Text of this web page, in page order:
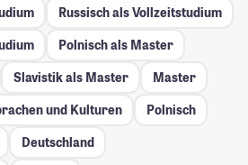
Russisch als Vollzeitstudium
Polnisch als Master
Slavistik als Master
Master
und Kulturen
Polnisch
Deutschland